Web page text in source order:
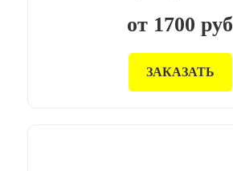
от 1700 руб
ЗАКАЗАТЬ